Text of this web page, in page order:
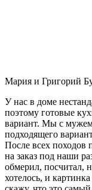
Мария и Григорий
У нас в доме
поэтому готовые
вариант. Мы с
подходящего
После всех походов
на заказ под наши
обмерил, посчитал,
хотелось, и